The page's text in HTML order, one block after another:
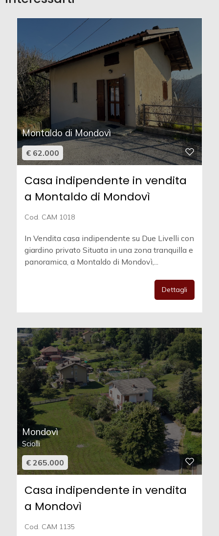
Montaldo di Mondovì
€ 62.000
Casa indipendente in vendita
a Montaldo di Mondovì
Cod. CAM 1018
In Vendita casa indipendente su Due Livelli con
giardino privato Situata in una zona tranquilla e
panoramica, a Montaldo di Mondovì,...
Dettagli
Mondovì
Sciolli
€ 265.000
Casa indipendente in vendita
a Mondovì
Cod. CAM 1135